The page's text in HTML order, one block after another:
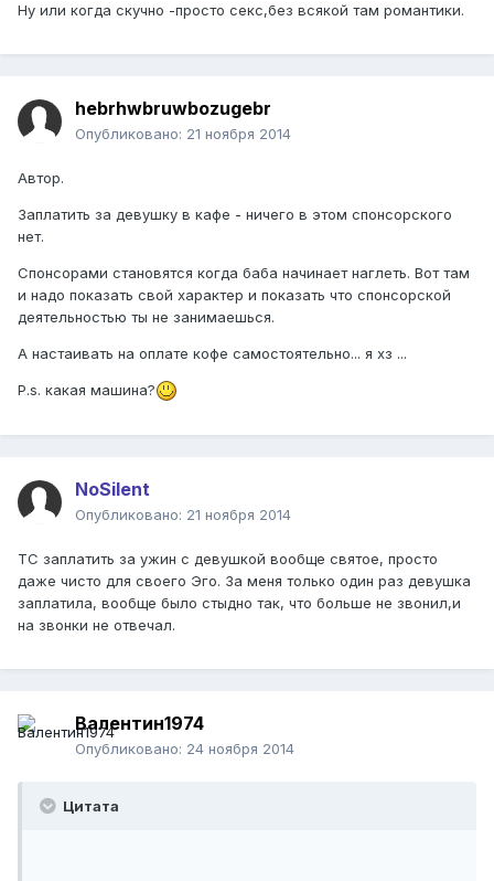
Ну или когда скучно -просто секс,без всякой там романтики.
hebrhwbruwbozugebr
Опубликовано: 21 ноября 2014
Автор.
Заплатить за девушку в кафе - ничего в этом спонсорского
нет.
Спонсорами становятся когда баба начинает наглеть. Вот там
и надо показать свой характер и показать что спонсорской
деятельностью ты не занимаешься.
А настаивать на оплате кофе самостоятельно... я хз ...
P.s. какая машина?
NoSilent
Опубликовано: 21 ноября 2014
ТС заплатить за ужин с девушкой вообще святое, просто
даже чисто для своего Эго. За меня только один раз девушка
заплатила, вообще было стыдно так, что больше не звонил,и
на звонки не отвечал.
Валентин1974
Опубликовано: 24 ноября 2014
Цитата